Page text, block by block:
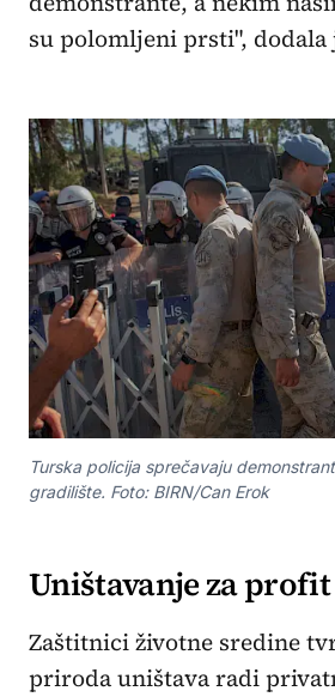
su polomljeni prsti", dodala
Turska policija sprečavaju
gradilište. Foto: BIRN/Can Erok
Uništavanje za profit
Zaštitnici životne sredine
priroda uništava radi